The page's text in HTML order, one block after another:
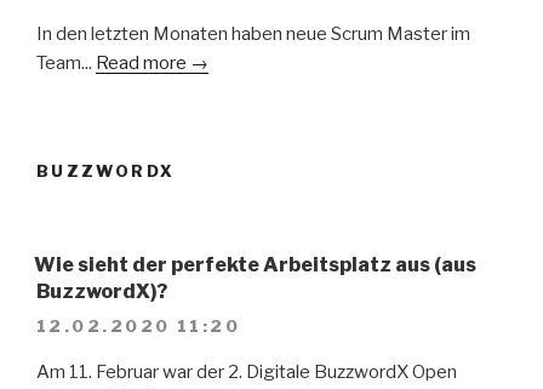
In den letzten Monaten haben neue Scrum Master im
Team... Read more →
BUZZWORDX
Wie sieht der perfekte Arbeitsplatz aus (aus
BuzzwordX)?
12.02.2020 11:20
Am 11. Februar war der 2. Digitale BuzzwordX Open